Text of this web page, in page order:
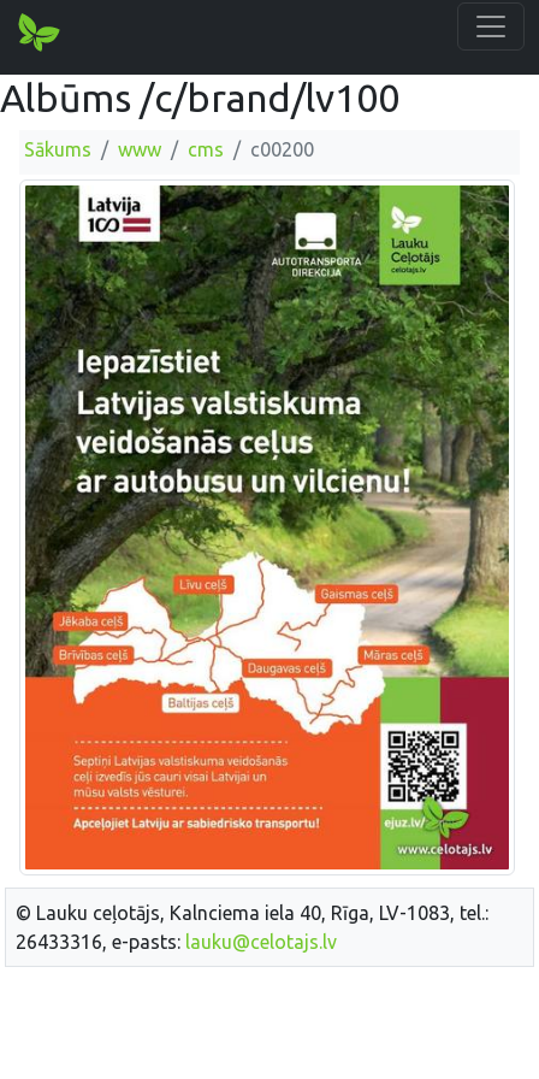
Albūms /c/brand/lv100
Sākums www cms c00200
© Lauku ceļotājs, Kalnciema iela 40, Rīga, LV-1083, tel.:
26433316, e-pasts: lauku@celotajs.lv